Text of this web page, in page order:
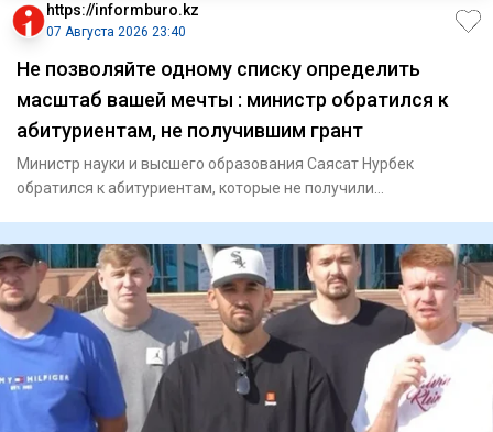
https://informburo.kz
07 Августа 2026 23:40
Не позволяйте одному списку определить
масштаб вашей мечты : министр обратился к
абитуриентам, не получившим грант
Министр науки и высшего образования Саясат Нурбек
обратился к абитуриентам, которые не получили